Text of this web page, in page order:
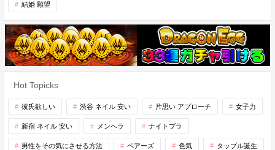
結婚 願望
Hot Topicks
彼氏欲しい 渋谷 ネイル 安い 片思い アプローチ 女子力
新宿 ネイル 安い メンヘラ ナイトブラ
男性をその気にさせる方法 ペアーズ 色気 タップル誕生